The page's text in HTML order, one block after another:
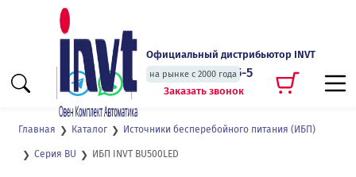
Официальный дистрибьютор INVT
на рынке с 2000 года
+7 (495) 135-135-5
Заказать звонок
Главная Каталог Источники бесперебойного питания (ИБП)
Серия BU ИБП INVT BU500LED